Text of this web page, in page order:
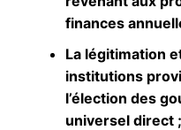
finances
La légitimation
institutions
l’élection des
universel direct ;